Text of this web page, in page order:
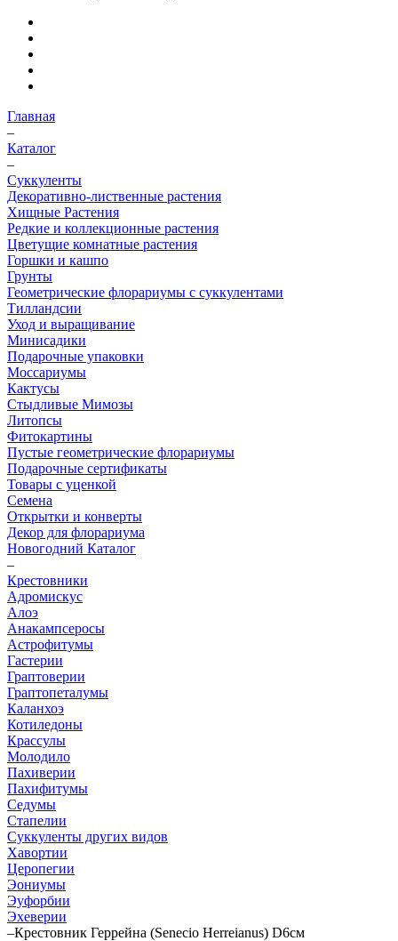
Главная
–
Каталог
–
Суккуленты
Декоративно-лиственные растения
Хищные Растения
Редкие и коллекционные растения
Цветущие комнатные растения
Горшки и кашпо
Грунты
Геометрические флорариумы с суккулентами
Тилландсии
Уход и выращивание
Минисадики
Подарочные упаковки
Моссариумы
Кактусы
Стыдливые Мимозы
Литопсы
Фитокартины
Пустые геометрические флорариумы
Подарочные сертификаты
Товары с уценкой
Семена
Открытки и конверты
Декор для флорариума
Новогодний Каталог
–
Крестовники
Адромискус
Алоэ
Анакампсеросы
Астрофитумы
Гастерии
Граптоверии
Граптопеталумы
Каланхоэ
Котиледоны
Крассулы
Молодило
Пахиверии
Пахифитумы
Седумы
Стапелии
Суккуленты других видов
Хавортии
Церопегии
Эониумы
Эуфорбии
Эхеверии
–Крестовник Геррейна (Senecio Herreianus) D6см